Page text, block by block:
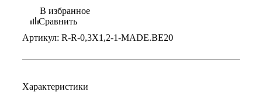
В избранное
Сравнить
Артикул: R-R-0,3X1,2-1-MADE.BE20
Характеристики